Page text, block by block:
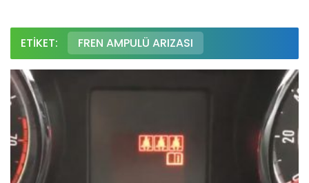
ETIKET: FREN AMPULÜ ARIZASI